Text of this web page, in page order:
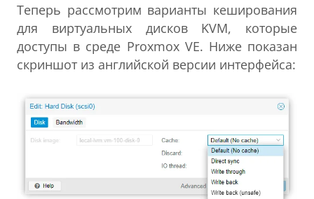
Теперь рассмотрим варианты кеширования
для виртуальных дисков KVM, которые
доступы в среде Proxmox VE. Ниже показан
скриншот из английской версии интерфейса: